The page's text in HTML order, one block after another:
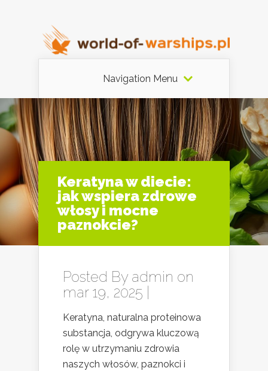
Navigation Menu
Keratyna w diecie:
jak wspiera zdrowe
włosy i mocne
paznokcie?
Posted By admin on
mar 19, 2025 |
Keratyna, naturalna proteinowa
substancja, odgrywa kluczową
rolę w utrzymaniu zdrowia
naszych włosów, paznokci i